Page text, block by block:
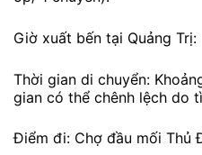
Giờ xuất bến tại Quảng Trị:
Thời gian di chuyển:
gian có thể chênh lệch do
Điểm đi: Chợ đầu mối Thủ